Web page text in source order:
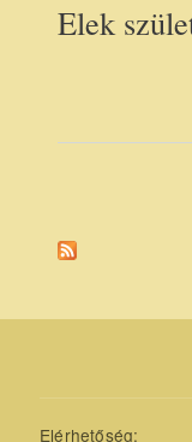
Elek
Elérhetőség: